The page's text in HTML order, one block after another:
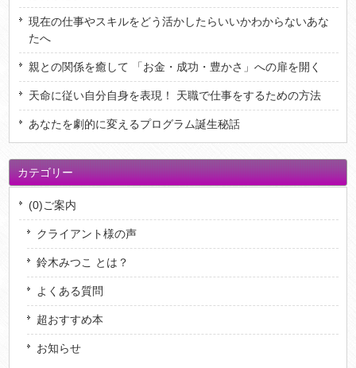
現在の仕事やスキルをどう活かしたらいいかわからないあな
たへ
親との関係を癒して 「お金・成功・豊かさ」への扉を開く
天命に従い自分自身を表現！ 天職で仕事をするための方法
あなたを劇的に変えるプログラム誕生秘話
カテゴリー
(0)ご案内
クライアント様の声
鈴木みつこ とは？
よくある質問
超おすすめ本
お知らせ